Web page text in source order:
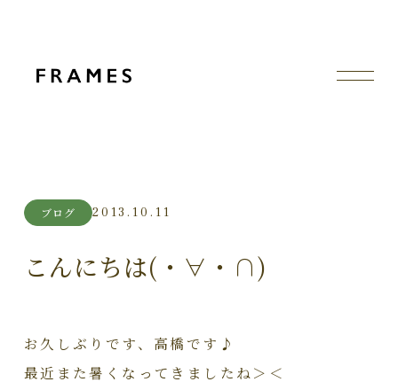
ブログ 2013.10.11
こんにちは(・∀・∩)
お久しぶりです、高橋です♪
最近また暑くなってきましたね＞＜